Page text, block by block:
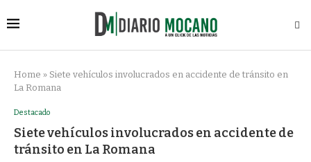
Home » Siete vehículos involucrados en accidente de tránsito en
La Romana
Destacado
Siete vehículos involucrados en accidente de
tránsito en La Romana